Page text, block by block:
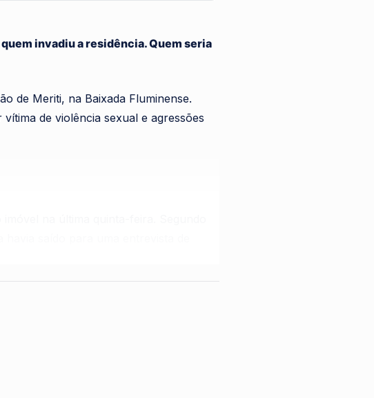
invadiu a residência. Quem seria
de Meriti, na Baixada Fluminense.
de violência sexual e agressões
saído para uma entrevista de
de espancamento. Ela foi levada às